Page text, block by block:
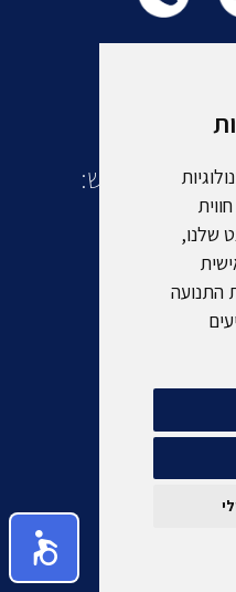
שלנו,
התנועה
תיירות ונופש: